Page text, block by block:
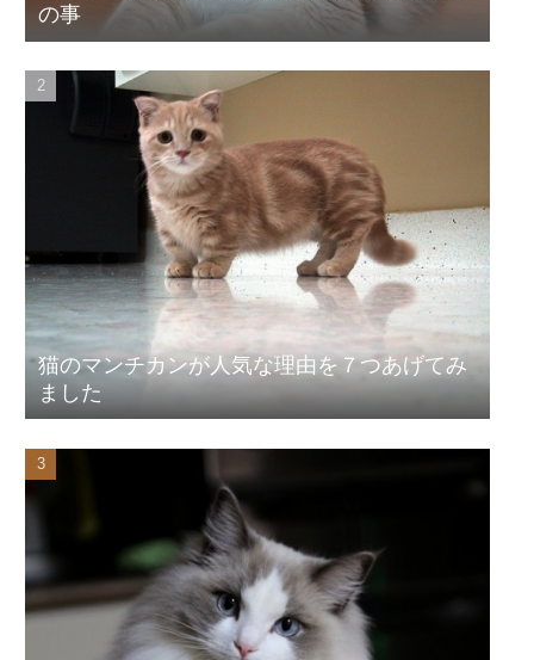
の事
猫のマンチカンが人気な理由を７つあげてみ
ました